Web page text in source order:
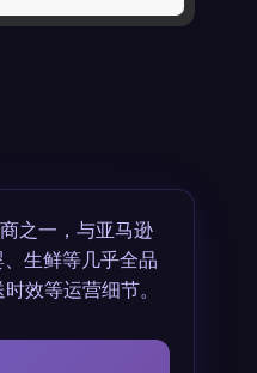
之一，与亚马逊
生鲜等几乎全品
效等运营细节。